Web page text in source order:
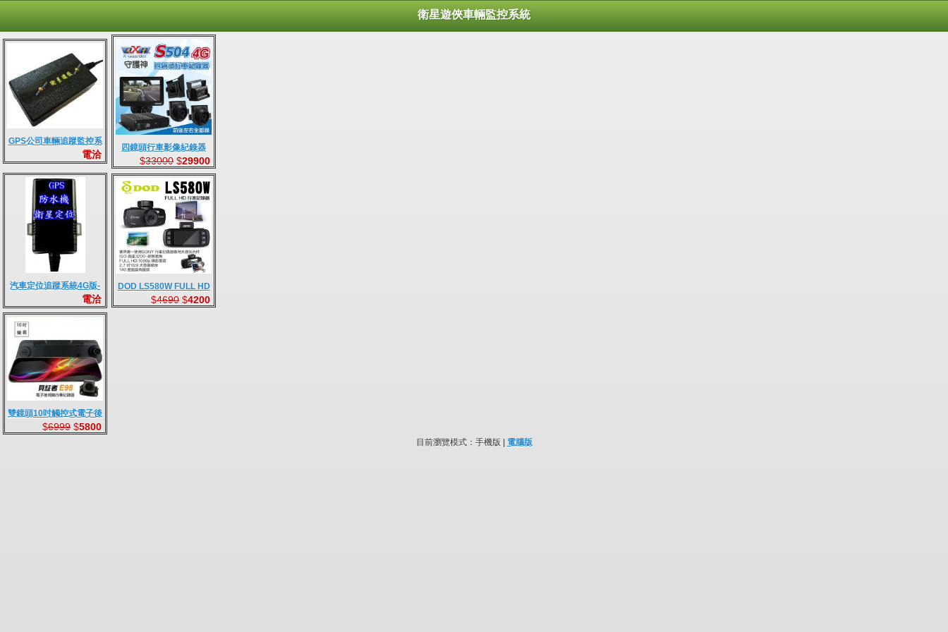
衛星遊俠車輛監控系統
GPS公司車輛追蹤監控系
電洽
四鏡頭行車影像紀錄器
$33000 $29900
汽車定位追蹤系統4G版-
電洽
DOD LS580W FULL HD
行車記錄器
$4690 $4200
雙鏡頭10吋觸控式電子後
視鏡
$6999 $5800
目前瀏覽模式：手機版 | 電腦版